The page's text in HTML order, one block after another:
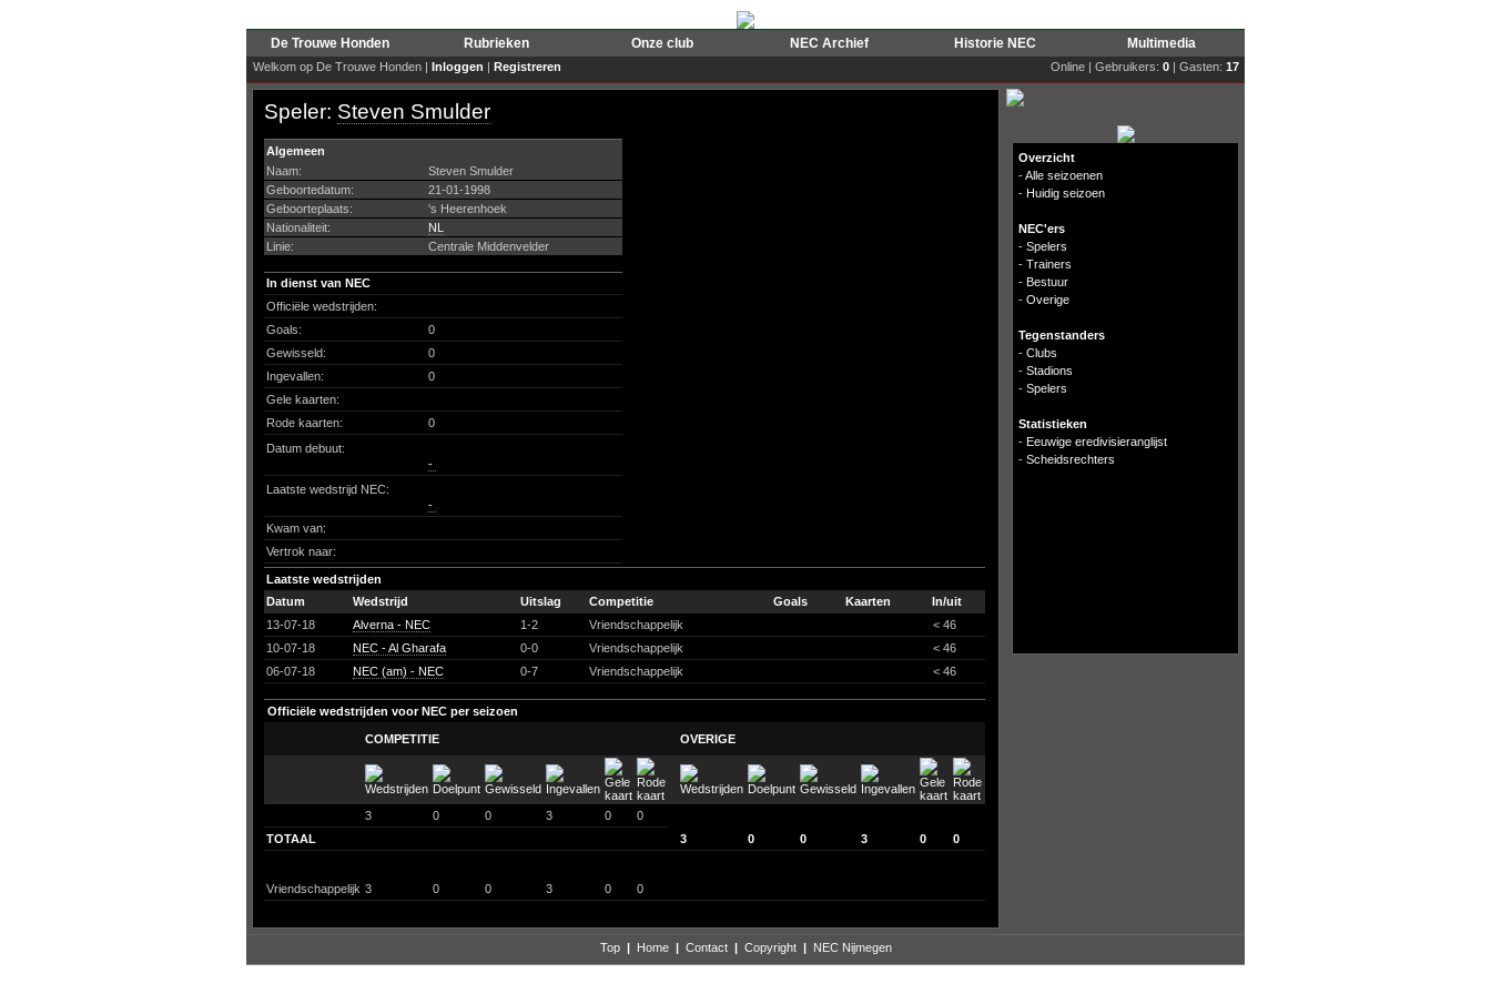
De Trouwe Honden Rubrieken Onze club NEC Archief Historie NEC Multimedia
Welkom op De Trouwe Honden | Inloggen | Registreren Online | Gebruikers: 0 | Gasten: 17
Speler: Steven Smulder
Algemeen
Naam:
Steven Smulder
Geboortedatum:
21-01-1998
Geboorteplaats:
's Heerenhoek
Nationaliteit:
NL
Linie:
Centrale Middenvelder
In dienst van NEC
Officiële wedstrijden:
Goals:
0
Gewisseld:
0
Ingevallen:
0
Gele kaarten:
Rode kaarten:
0
Datum debuut:
-
Laatste wedstrijd NEC:
-
Kwam van:
Vertrok naar:
Laatste wedstrijden
Datum
Wedstrijd Uitslag Competitie Goals Kaarten
In/uit
13-07-18
Alverna - NEC 1-2 Vriendschappelijk
< 46
10-07-18
NEC - Al Gharafa 0-0 Vriendschappelijk
< 46
06-07-18
NEC (am) - NEC 0-7 Vriendschappelijk < 46
Officiële wedstrijden voor NEC per seizoen
COMPETITIE OVERIGE
3 0 0 3 0
0
TOTAAL
3 0 0 3 0 0
Vriendschappelijk 3 0 0 3 0 0
Overzicht
-Alle seizoenen
- Huidig seizoen
NEC'ers
- Spelers
- Trainers
- Bestuur
- Overige
Tegenstanders
- Clubs
- Stadions
- Spelers
Statistieken
- Eeuwige eredivisieranglijst
- Scheidsrechters
Top | Home | Contact | Copyright | NEC Nijmegen